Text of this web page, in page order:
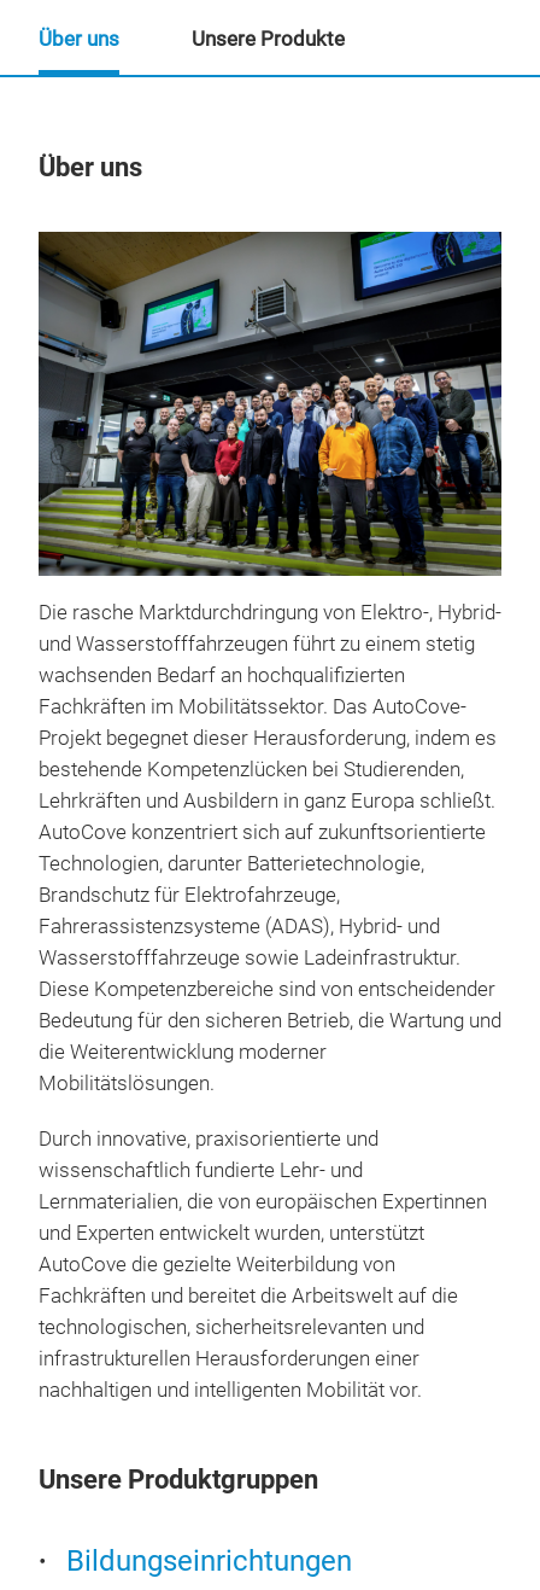
Über uns
Die rasche Marktdurchdringung von Elektro-, Hybrid-
und Wasserstofffahrzeugen führt zu einem stetig
wachsenden Bedarf an hochqualifizierten
Fachkräften im Mobilitätssektor. Das AutoCove-
Projekt begegnet dieser Herausforderung, indem es
bestehende Kompetenzlücken bei Studierenden,
Lehrkräften und Ausbildern in ganz Europa schließt.
AutoCove konzentriert sich auf zukunftsorientierte
Technologien, darunter Batterietechnologie,
Brandschutz für Elektrofahrzeuge,
Fahrerassistenzsysteme (ADAS), Hybrid- und
Wasserstofffahrzeuge sowie Ladeinfrastruktur.
Diese Kompetenzbereiche sind von entscheidender
Bedeutung für den sicheren Betrieb, die Wartung und
die Weiterentwicklung moderner
Mobilitätslösungen.
Durch innovative, praxisorientierte und
wissenschaftlich fundierte Lehr- und
Lernmaterialien, die von europäischen Expertinnen
und Experten entwickelt wurden, unterstützt
AutoCove die gezielte Weiterbildung von
Fachkräften und bereitet die Arbeitswelt auf die
technologischen, sicherheitsrelevanten und
infrastrukturellen Herausforderungen einer
nachhaltigen und intelligenten Mobilität vor.
Unsere Produktgruppen
Bildungseinrichtungen
Über uns Unsere Produkte